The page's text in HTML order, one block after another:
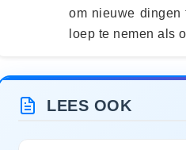
om nieuwe dingen
loep te nemen als
LEES OOK